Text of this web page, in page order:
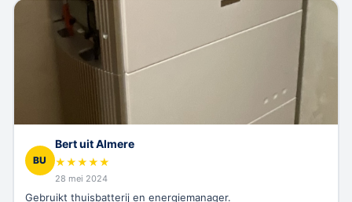
BU
Bert uit Almere
★★★★★
28 mei 2024
Gebruikt thuisbatterij en energiemanager.